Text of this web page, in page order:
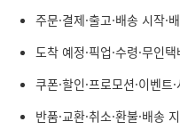
주문·결제·출고·배송 시작·
도착 예정·픽업·수령·무인
쿠폰·할인·프로모션·이벤트
반품·교환·취소·환불·배송